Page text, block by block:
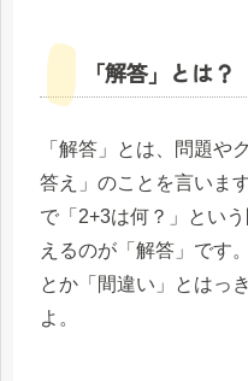
「解答」とは？
「解答」とは、問題や
答え」のことを言いま
で「2+3は何？」とい
えるのが「解答」です
とか「間違い」とはっ
よ。